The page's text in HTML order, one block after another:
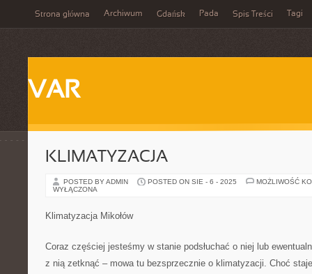
Strona główna Archiwum Gdańsk Pada Spis Treści Tagi
VAR
KLIMATYZACJA
POSTED BY ADMIN POSTED ON SIE - 6 - 2025
MOŻLIWOŚĆ
WYŁĄCZONA
Klimatyzacja Mikołów
Coraz częściej jesteśmy w stanie podsłuchać o niej lub
z nią zetknąć – mowa tu bezsprzecznie o klimatyzacji. Choć